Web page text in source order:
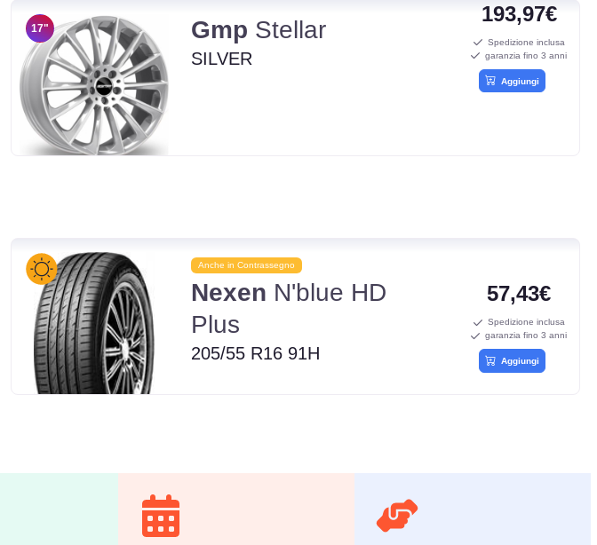
17" Gmp Stellar
SILVER
193,97€
Spedizione inclusa
garanzia fino 3 anni
Aggiungi
Anche in Contrassegno
Nexen N'blue HD
Plus
205/55 R16 91H
57,43€
Spedizione inclusa
garanzia fino 3 anni
Aggiungi